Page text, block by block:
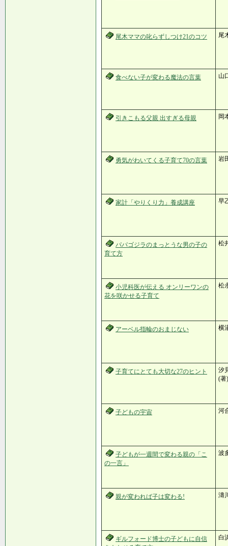
尾木ママの叱らずしつけ21のコツ 尾
食べない子が変わる魔法の言葉 山
引きこもる父親 出すぎる母親 岡
勇気がわいてくる子育て70の言葉 岩
家計「やりくり力」養成講座 早
パパゴジラのまっとうな男の子の
育て方
松
小児科医が伝える オンリーワンの
花を咲かせる子育て
松
アーベル指輪のおまじない 横
子育てにとても大切な27のヒント
汐
(著)
子どもの宇宙 河
子どもが一週間で変わる親の「こ
の一言」
波
親が変われば子は変わる! 濤
ギルフォード博士の子どもに自信
白